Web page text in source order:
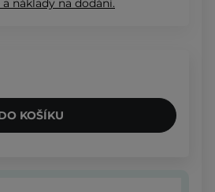
a náklady na dodání.
KOŠÍKU